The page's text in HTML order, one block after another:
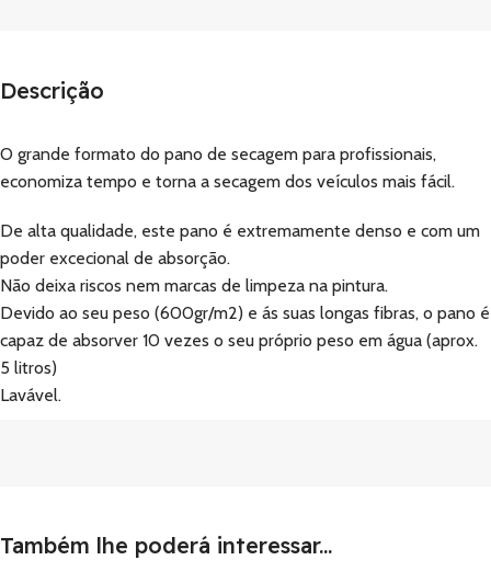
Descrição
O grande formato do pano de secagem para profissionais,
economiza tempo e torna a secagem dos veículos mais fácil.
De alta qualidade, este pano é extremamente denso e com um
poder excecional de absorção.
Não deixa riscos nem marcas de limpeza na pintura.
Devido ao seu peso (600gr/m2) e ás suas longas fibras, o pano é
capaz de absorver 10 vezes o seu próprio peso em água (aprox.
5 litros)
Lavável.
Também lhe poderá interessar...